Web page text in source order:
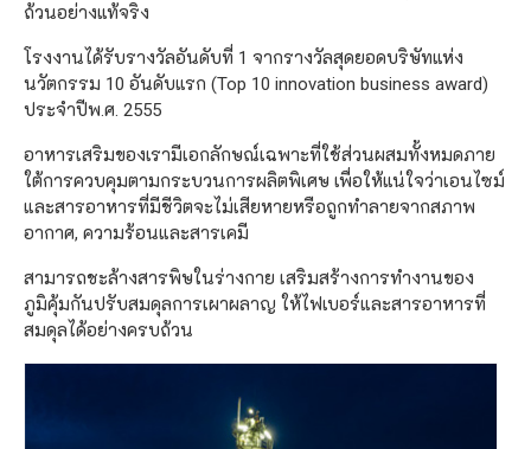
ถ้วนอย่างแท้จริง
โรงงานได้รับรางวัลอันดับที่ 1 จากรางวัลสุดยอดบริษัทแห่ง
นวัตกรรม 10 อันดับแรก (Top 10 innovation business award)
ประจำปีพ.ศ. 2555
อาหารเสริมของเรามีเอกลักษณ์เฉพาะที่ใช้ส่วนผสมทั้งหมดภาย
ใต้การควบคุมตามกระบวนการผลิตพิเศษ เพื่อให้แน่ใจว่าเอนไซม์
และสารอาหารที่มีชีวิตจะไม่เสียหายหรือถูกทำลายจากสภาพ
อากาศ, ความร้อนและสารเคมี
สามารถชะล้างสารพิษในร่างกาย เสริมสร้างการทำงานของ
ภูมิคุ้มกันปรับสมดุลการเผาผลาญ ให้ไฟเบอร์และสารอาหารที่
สมดุลได้อย่างครบถ้วน